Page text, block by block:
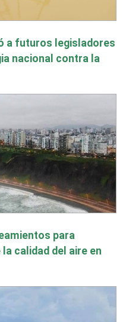
a futuros legisladores
nacional contra la
para
calidad del aire en